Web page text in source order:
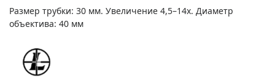
Размер трубки: 30 мм. Увеличение 4,5–14x. Диаметр
объектива: 40 мм